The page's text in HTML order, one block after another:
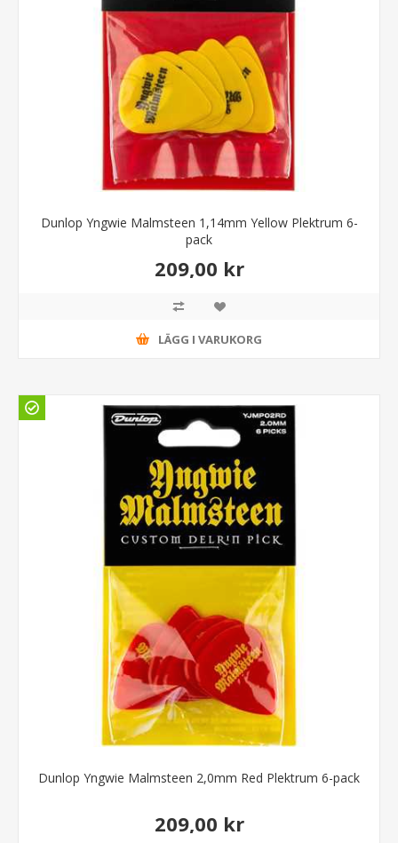
Dunlop Yngwie Malmsteen 1,14mm Yellow Plektrum 6-
pack
209,00 kr
LÄGG I VARUKORG
Dunlop Yngwie Malmsteen 2,0mm Red Plektrum 6-pack
209,00 kr